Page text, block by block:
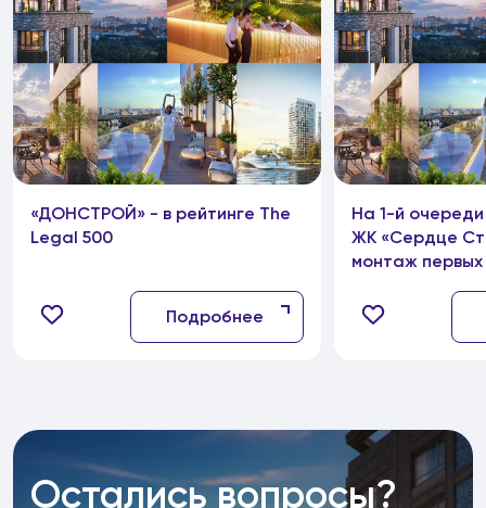
«ДОНСТРОЙ» - в рейтинге The
Legal 500
Подробнее
На 1-й
ЖК «Сердце
монтаж
Остались вопросы?